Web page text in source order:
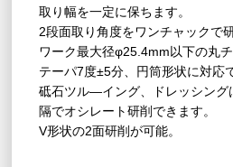
取り幅を一定に保ちます。
2段面取り角度をワンチャックで
ワーク最大径φ25.4mm以下の丸チ
テーパ7度±5分、円筒形状に対応
砥石ツル―イング、ドレッシング
隔でオシレート研削できます。
V形状の2面研削が可能。